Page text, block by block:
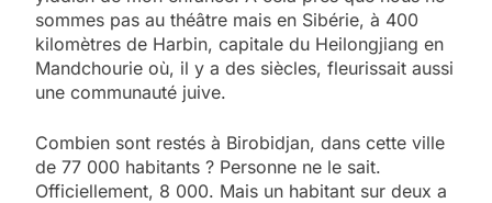
sommes pas au théâtre mais en Sibérie, à 400
kilomètres de Harbin, capitale du Heilongjiang en
Mandchourie où, il y a des siècles, fleurissait aussi
une communauté juive.
Combien sont restés à Birobidjan, dans cette ville
de 77 000 habitants ? Personne ne le sait.
Officiellement, 8 000. Mais un habitant sur deux a